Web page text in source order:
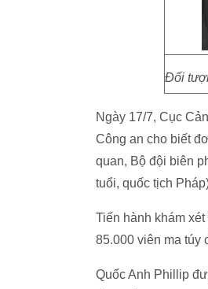
Đối
Ngày 17/7, Cục
Công an cho biết
quan, Bộ đội biên
tuổi, quốc tịch
Tiến hành khám
85.000 viên ma túy
Quốc Anh Phillip